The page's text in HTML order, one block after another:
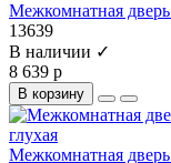
Межкомнатная
13639
В наличии ✓
8 639 р
В корзину
Межкомнатная